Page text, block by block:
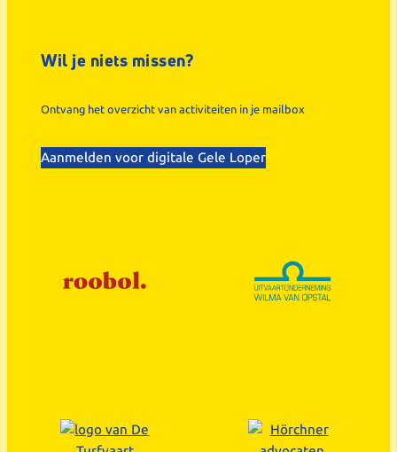
Wil je niets missen?
Ontvang het overzicht van activiteiten in je mailbox
Aanmelden voor digitale Gele Loper